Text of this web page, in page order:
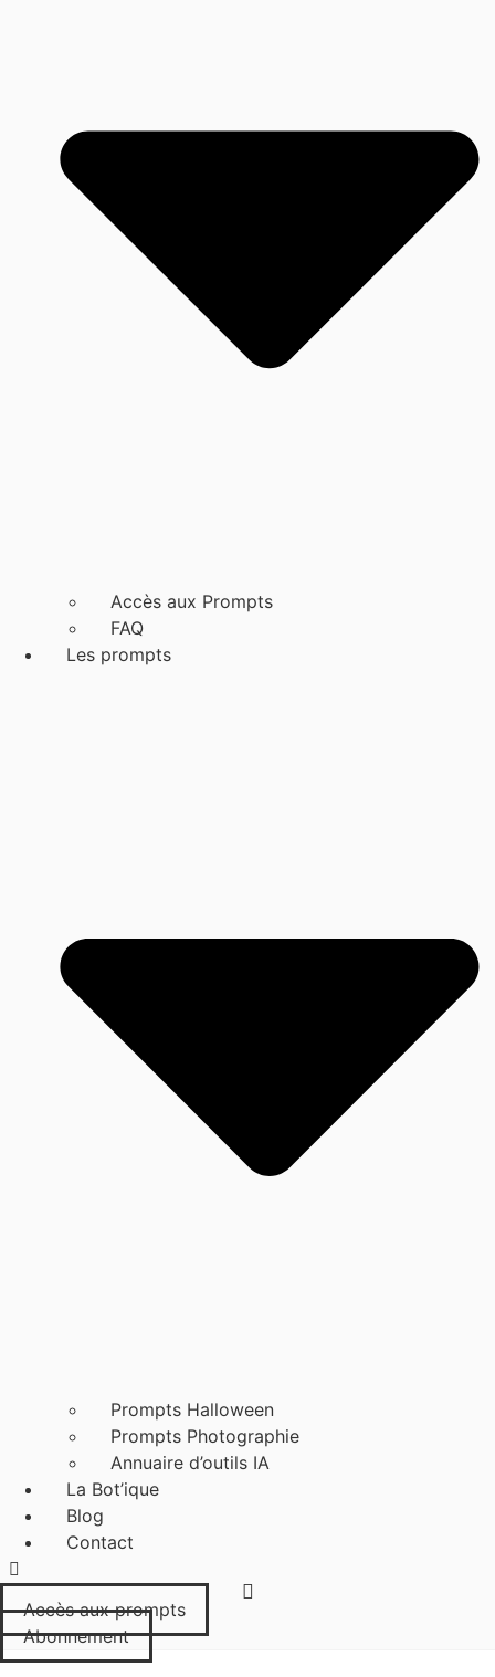
Accès aux Prompts
FAQ
Les prompts
Prompts Halloween
Prompts Photographie
Annuaire d’outils IA
La Bot’ique
Blog
Contact
Accès aux prompts
Abonnement